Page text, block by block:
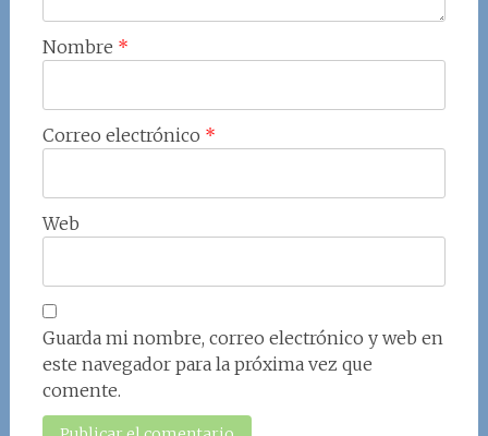
Nombre *
Correo electrónico *
Web
Guarda mi nombre, correo electrónico y web en
este navegador para la próxima vez que
comente.